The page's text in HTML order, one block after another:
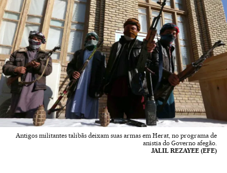
Antigos militantes talibãs deixam suas armas em Herat, no programa de
anistia do Governo afegão.
JALIL REZAYEE (EFE)